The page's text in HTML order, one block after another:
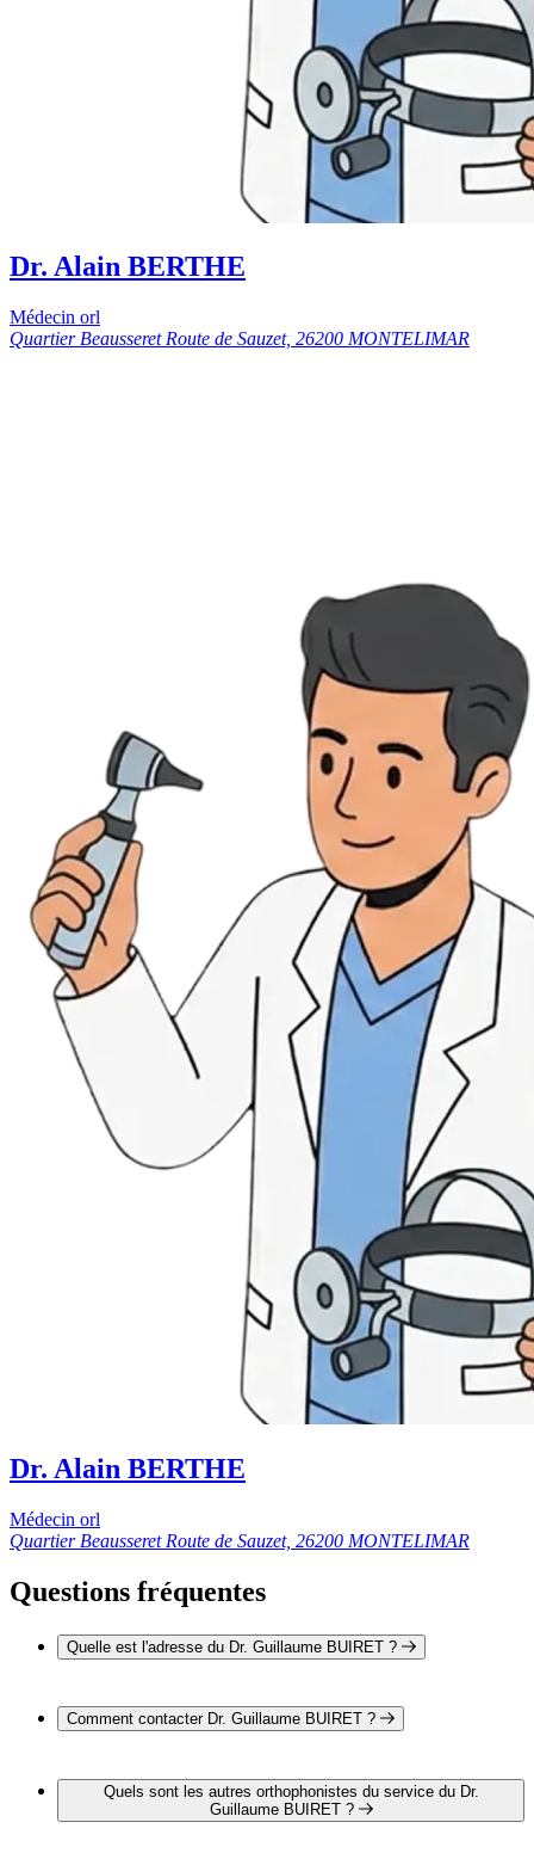
Dr. Alain BERTHE
Médecin orl
Quartier Beausseret Route de Sauzet, 26200 MONTELIMAR
Dr. Alain BERTHE
Médecin orl
Quartier Beausseret Route de Sauzet, 26200 MONTELIMAR
Questions fréquentes
Quelle est l'adresse du Dr. Guillaume BUIRET ?
26200 MONTELIMAR
Comment contacter Dr. Guillaume BUIRET ?
téléphone au 04 75 53 40 00.
Quels sont les autres orthophonistes du service du Dr.
Guillaume BUIRET ?